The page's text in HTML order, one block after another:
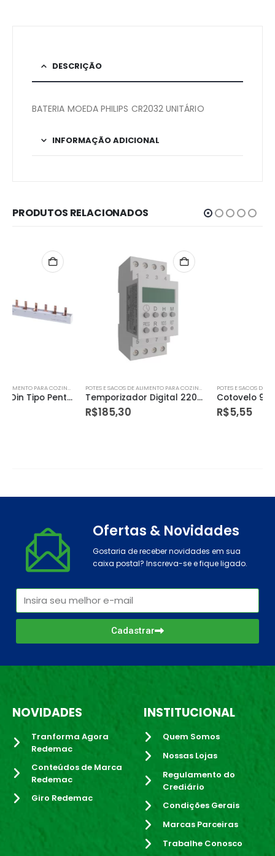
DESCRIÇÃO
BATERIA MOEDA PHILIPS CR2032 UNITÁRIO
INFORMAÇÃO ADICIONAL
PRODUTOS RELACIONADOS
POTES E SACOS DE ALIMENTO PARA COZINHA
Temporizador Digital 220v 16a 50/60hz Trilho
POTES E SACOS DE ALIMENTO PARA COZINHA
Cotovelo 90 Piso 60×13 Mm Cinza*
Ofertas & Novidades
Gostaria de receber novidades em sua
caixa postal? Inscreva-se e fique ligado.
Cadastrar
NOVIDADES
Tranforma Agora
Redemac
Conteúdos de Marca
Redemac
Giro Redemac
INSTITUCIONAL
Quem Somos
Nossas Lojas
Regulamento do
Crediário
Condições Gerais
Marcas Parceiras
Trabalhe Conosco